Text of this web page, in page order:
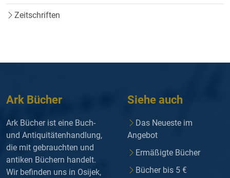
Zeitschriften
Ark Bücher
Ark Bücher ist eine Buch-
und Antiquitätenhandlung,
die mit gebrauchten und
antiken Büchern handelt.
Wir befinden uns in Osijek,
Siehe auch
Das Neueste im
Angebot
Ermäßigte Bücher
Bücher bis 5 €